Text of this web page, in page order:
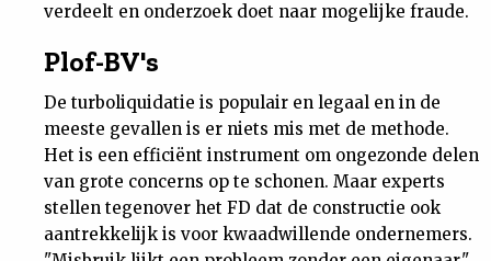
verdeelt en onderzoek doet naar mogelijke fraude.
Plof-BV's
De turboliquidatie is populair en legaal en in de
meeste gevallen is er niets mis met de methode.
Het is een efficiënt instrument om ongezonde delen
van grote concerns op te schonen. Maar experts
stellen tegenover het FD dat de constructie ook
aantrekkelijk is voor kwaadwillende ondernemers.